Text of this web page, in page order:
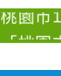
4招)
1學
12招)
園市
本土
點
桃園
要點
115